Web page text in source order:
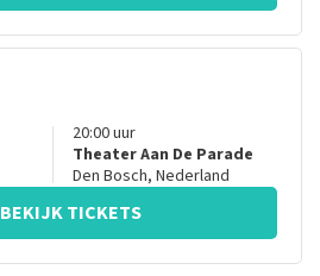
20:00uur
Theater Aan De Parade
Den Bosch, Nederland
BEKIJK TICKETS